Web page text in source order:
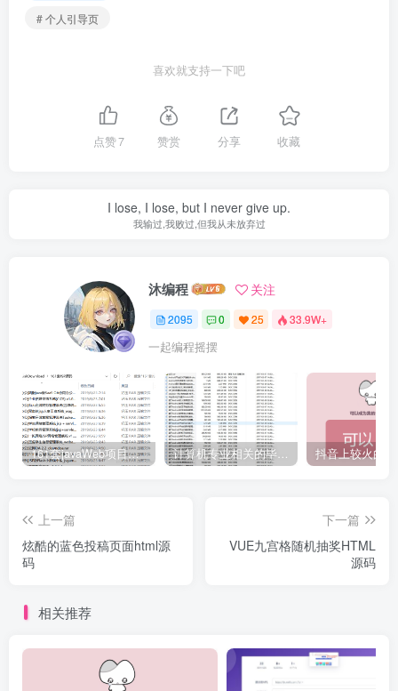
# 个人引导页
喜欢就支持一下吧
点赞7 赞赏 分享 收藏
I lose, I lose, but I never give up.
我输过,我败过,但我从未放弃过
沐编程 关注
2095 0 25 33.9W+
一起编程摇摆
161套javaWeb项目源码免费分享 计算机专业相关的毕业设计论文合集免费下载
上一篇
炫酷的蓝色投稿页面html源
码
下一篇
VUE九宫格随机抽奖HTML
源码
相关推荐